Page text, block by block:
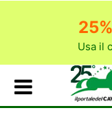
25%
Usa il